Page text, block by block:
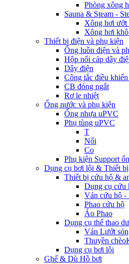
Phòng xông
Sauna & Steam -
Xông hơi ướt
Xông hơi khô
Thiết bị điện và phụ kiện
Ống luồn điện và
Hộp nối cáp dây
Dây điện
Công tắc điều
CB đóng ngắt
Rơ le nhiệt
Ống nước và phụ kiện
Ống nhựa uPVC
Phụ tùng uPVC
T
Nối
Co
Phụ kiện Support
Dụng cụ bơi lội & Thiết
Thiết bị cứu hộ &
Dụng cụ cứu
Ván cứu hộ -
Phao cứu hộ
Áo Phao
Dụng cụ thể thao
Ván Lướt
Thuyền
Dụng cụ bơi lội
Ghế & Dù Hồ bơi